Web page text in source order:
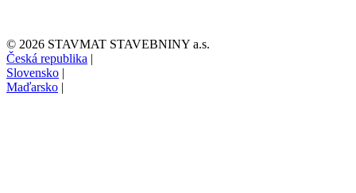
© 2026 STAVMAT STAVEBNINY a.s.
Česká republika |
Slovensko |
Maďarsko |